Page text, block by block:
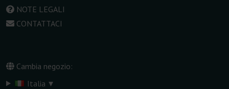
NOTE LEGALI
CONTATTACI
Cambia negozio:
Italia ▾